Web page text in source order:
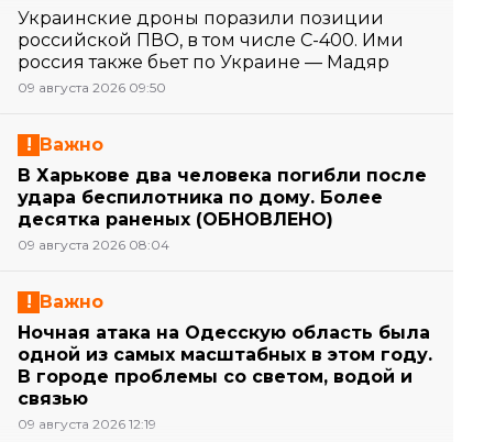
Украинские дроны поразили позиции
российской ПВО, в том числе С-400. Ими
россия также бьет по Украине — Мадяр
09 августа 2026 09:50
Важно
В Харькове два человека погибли после
удара беспилотника по дому. Более
десятка раненых (ОБНОВЛЕНО)
09 августа 2026 08:04
Важно
Ночная атака на Одесскую область была
одной из самых масштабных в этом году.
В городе проблемы со светом, водой и
связью
09 августа 2026 12:19